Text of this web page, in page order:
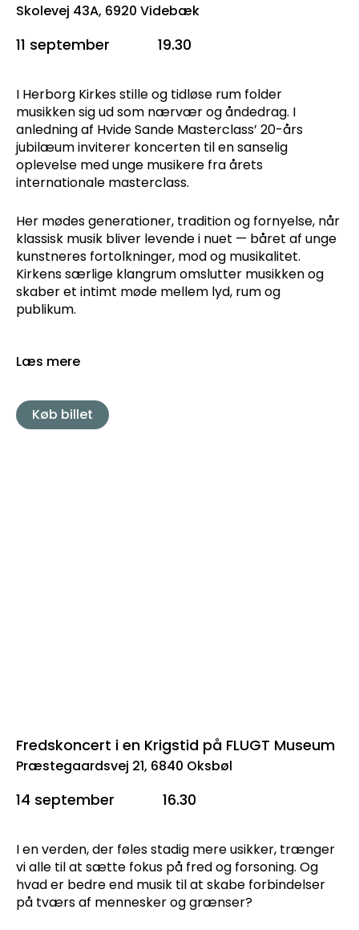
Skolevej 43A, 6920 Videbæk
11 september 19.30
I Herborg Kirkes stille og tidløse rum folder
musikken sig ud som nærvær og åndedrag. I
anledning af Hvide Sande Masterclass’ 20-års
jubilæum inviterer koncerten til en sanselig
oplevelse med unge musikere fra årets
internationale masterclass.
Her mødes generationer, tradition og fornyelse, når
klassisk musik bliver levende i nuet — båret af unge
kunstneres fortolkninger, mod og musikalitet.
Kirkens særlige klangrum omslutter musikken og
skaber et intimt møde mellem lyd, rum og
publikum.
Læs mere
Køb billet
Fredskoncert i en Krigstid på FLUGT Museum
Præstegaardsvej 21, 6840 Oksbøl
14 september 16.30
I en verden, der føles stadig mere usikker, trænger
vi alle til at sætte fokus på fred og forsoning. Og
hvad er bedre end musik til at skabe forbindelser
på tværs af mennesker og grænser?